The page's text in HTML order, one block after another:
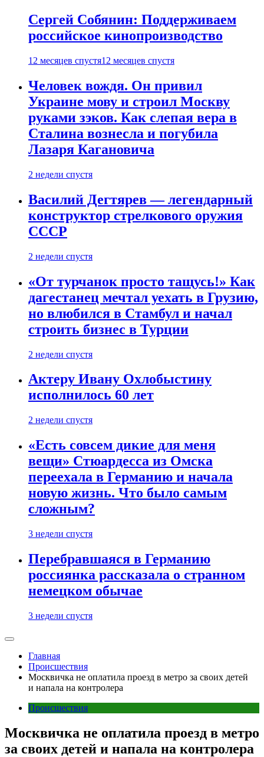
Сергей Собянин: Поддерживаем
российское кинопроизводство
12 месяцев спустя12 месяцев спустя
Человек вождя. Он привил
Украине мову и строил Москву
руками зэков. Как слепая вера в
Сталина вознесла и погубила
Лазаря Кагановича
2 недели спустя
Василий Дегтярев — легендарный
конструктор стрелкового оружия
СССР
2 недели спустя
«От турчанок просто тащусь!» Как
дагестанец мечтал уехать в Грузию,
но влюбился в Стамбул и начал
строить бизнес в Турции
2 недели спустя
Актеру Ивану Охлобыстину
исполнилось 60 лет
2 недели спустя
«Есть совсем дикие для меня
вещи» Стюардесса из Омска
переехала в Германию и начала
новую жизнь. Что было самым
сложным?
3 недели спустя
Перебравшаяся в Германию
россиянка рассказала о странном
немецком обычае
3 недели спустя
Главная
Происшествия
Москвичка не оплатила проезд в метро за своих детей
и напала на контролера
Происшествия
Москвичка не оплатила проезд в метро
за своих детей и напала на контролера